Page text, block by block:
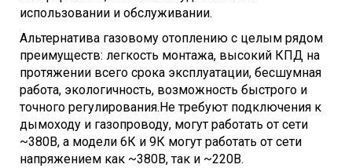
Тепловой предохранитель
Защита насоса от заклинивания
Да
Электрическое подключение
Напряжение / Частота, В/Гц
230,400/
Потребление, кВт
21
Класс защиты
IPX4D
Рекомендуемое сечение провода, 380В, мм2
использовании и обслуживании.
Альтернатива газовому отоплению с целым рядом
преимуществ: легкость монтажа, высокий КПД на
протяжении всего срока эксплуатации, бесшумная
работа, экологичность, возможность быстрого и
точного регулирования.Не требуют подключения к
дымоходу и газопроводу, могут работать от сети
~380В, а модели 6К и 9К могут работать от сети
напряжением как ~380В, так и ~220В.